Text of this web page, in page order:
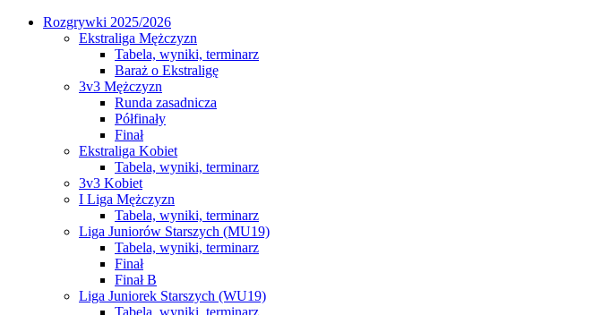
Rozgrywki 2025/2026
Ekstraliga Mężczyzn
Tabela, wyniki, terminarz
Baraż o Ekstraligę
3v3 Mężczyzn
Runda zasadnicza
Półfinały
Finał
Ekstraliga Kobiet
Tabela, wyniki, terminarz
3v3 Kobiet
I Liga Mężczyzn
Tabela, wyniki, terminarz
Liga Juniorów Starszych (MU19)
Tabela, wyniki, terminarz
Finał
Finał B
Liga Juniorek Starszych (WU19)
Tabela, wyniki, terminarz